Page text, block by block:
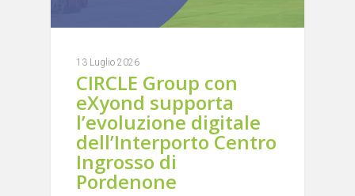
13 Luglio 2026
CIRCLE Group con
eXyond supporta
l’evoluzione digitale
dell’Interporto Centro
Ingrosso di
Pordenone